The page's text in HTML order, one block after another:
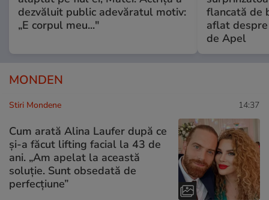
dezvăluit public adevăratul motiv:
„E corpul meu..."
flancată de
aflat
de Apel
MONDEN
Stiri Mondene 14:37
Cum arată Alina Laufer după ce
și-a făcut lifting facial la 43 de
ani. „Am apelat la această
soluție. Sunt obsedată de
perfecțiune”